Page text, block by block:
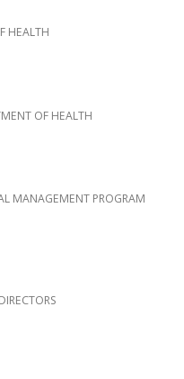
HEALTH
OF HEALTH
MANAGEMENT PROGRAM